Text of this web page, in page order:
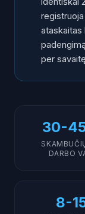
ROI naktinio
ataskaitas
per
30-
DARBO
8-